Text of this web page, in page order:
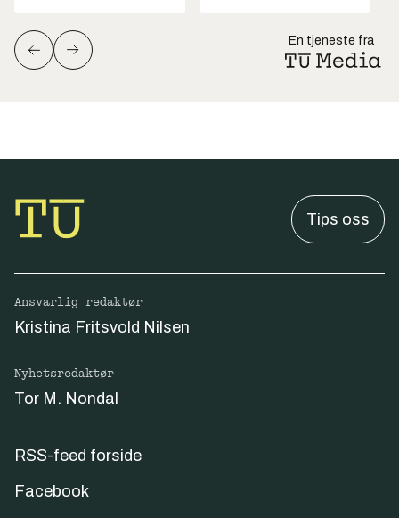
En tjeneste fra
Tips oss
Ansvarlig redaktør
Kristina Fritsvold Nilsen
Nyhetsredaktør
Tor M. Nondal
RSS-feed forside
Facebook